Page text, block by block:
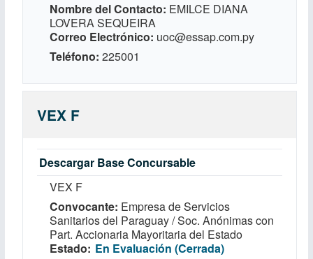
Nombre del Contacto EMILCE DIANA
LOVERA SEQUEIRA
Correo Electrónico uoc@essap.com.py
Teléfono 225001
VEX F
Descargar Base Concursable
VEX F
Convocante Empresa de Servicios
Sanitarios del Paraguay / Soc. Anónimas con
Part. Accionaria Mayoritaria del Estado
Estado En Evaluación (Cerrada)